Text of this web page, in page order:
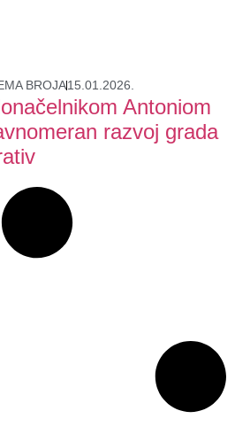
BROJA15.01.2026.
Antoniom
razvoj grada